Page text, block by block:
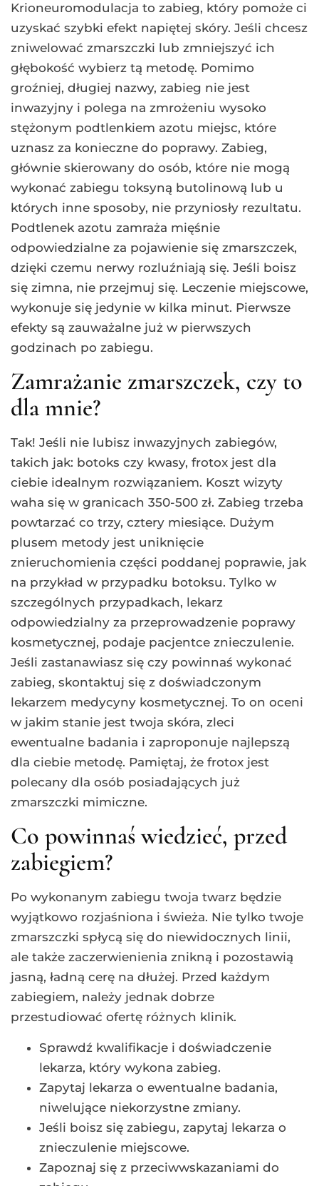
Krioneuromodulacja to zabieg, który pomoże ci
uzyskać szybki efekt napiętej skóry. Jeśli chcesz
zniwelować zmarszczki lub zmniejszyć ich
głębokość wybierz tą metodę. Pomimo
groźniej, długiej nazwy, zabieg nie jest
inwazyjny i polega na zmrożeniu wysoko
stężonym podtlenkiem azotu miejsc, które
uznasz za konieczne do poprawy. Zabieg,
głównie skierowany do osób, które nie mogą
wykonać zabiegu toksyną butolinową lub u
których inne sposoby, nie przyniosły rezultatu.
Podtlenek azotu zamraża mięśnie
odpowiedzialne za pojawienie się zmarszczek,
dzięki czemu nerwy rozluźniają się. Jeśli boisz
się zimna, nie przejmuj się. Leczenie miejscowe,
wykonuje się jedynie w kilka minut. Pierwsze
efekty są zauważalne już w pierwszych
godzinach po zabiegu.
Zamrażanie zmarszczek, czy to
dla mnie?
Tak! Jeśli nie lubisz inwazyjnych zabiegów,
takich jak: botoks czy kwasy, frotox jest dla
ciebie idealnym rozwiązaniem. Koszt wizyty
waha się w granicach 350-500 zł. Zabieg trzeba
powtarzać co trzy, cztery miesiące. Dużym
plusem metody jest uniknięcie
znieruchomienia części poddanej poprawie, jak
na przykład w przypadku botoksu. Tylko w
szczególnych przypadkach, lekarz
odpowiedzialny za przeprowadzenie poprawy
kosmetycznej, podaje pacjentce znieczulenie.
Jeśli zastanawiasz się czy powinnaś wykonać
zabieg, skontaktuj się z doświadczonym
lekarzem medycyny kosmetycznej. To on oceni
w jakim stanie jest twoja skóra, zleci
ewentualne badania i zaproponuje najlepszą
dla ciebie metodę. Pamiętaj, że frotox jest
polecany dla osób posiadających już
zmarszczki mimiczne.
Co powinnaś wiedzieć, przed
zabiegiem?
Po wykonanym zabiegu twoja twarz będzie
wyjątkowo rozjaśniona i świeża. Nie tylko twoje
zmarszczki spłycą się do niewidocznych linii,
ale także zaczerwienienia znikną i pozostawią
jasną, ładną cerę na dłużej. Przed każdym
zabiegiem, należy jednak dobrze
przestudiować ofertę różnych klinik.
Sprawdź kwalifikacje i doświadczenie
lekarza, który wykona zabieg.
Zapytaj lekarza o ewentualne badania,
niwelujące niekorzystne zmiany.
Jeśli boisz się zabiegu, zapytaj lekarza o
znieczulenie miejscowe.
Zapoznaj się z przeciwwskazaniami do